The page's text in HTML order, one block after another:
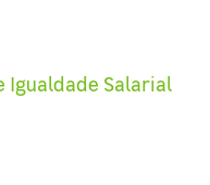
Igualdade Salarial